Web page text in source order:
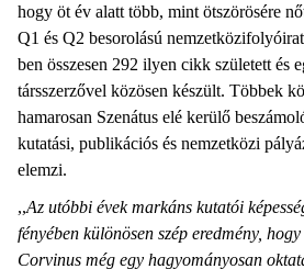
hogy öt év alatt több, mint ötszörösére
Q1 és Q2 besorolású
ben összesen 292 ilyen cikk született és
társszerzővel közösen készült. Többek
hamarosan Szenátus elé kerülő
kutatási, publikációs és nemzetközi
elemzi.
,,Az utóbbi évek markáns kutatói
fényében különösen szép eredmény,
Corvinus még egy hagyományosan